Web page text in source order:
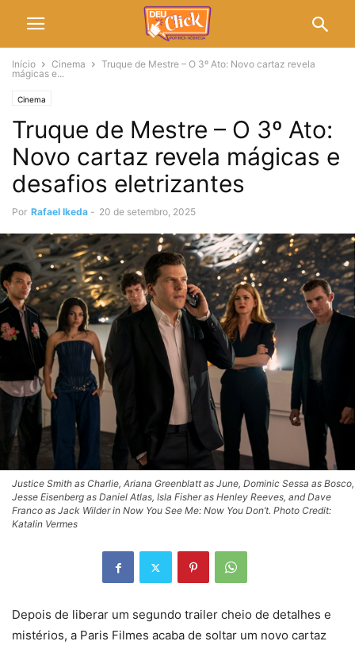
Início Cinema
Truque de Mestre – O 3º Ato: Novo cartaz revela
mágicas e...
Cinema
Truque de Mestre – O 3º Ato:
Novo cartaz revela mágicas e
desafios eletrizantes
Por Rafael Ikeda - 20 de setembro, 2025
Justice Smith as Charlie, Ariana Greenblatt as June, Dominic Sessa as Bosco,
Jesse Eisenberg as Daniel Atlas, Isla Fisher as Henley Reeves, and Dave
Franco as Jack Wilder in Now You See Me: Now You Don’t. Photo Credit:
Katalin Vermes
Depois de liberar um segundo trailer cheio de detalhes e
mistérios, a Paris Filmes acaba de soltar um novo cartaz